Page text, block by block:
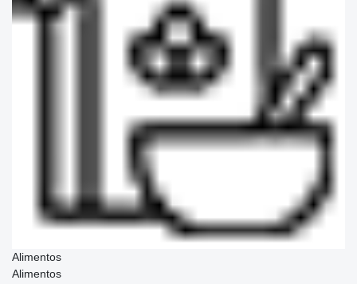
Alimentos
Alimentos